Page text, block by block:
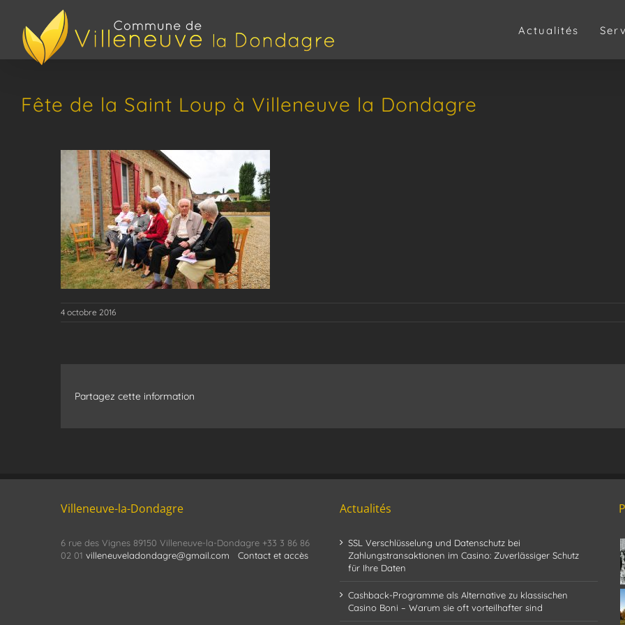
contenu
Actualités
Fête de la Saint Loup à Villeneuve la Dondagre
4 octobre 2016
Partagez cette information
Villeneuve-la-Dondagre
6 rue des Vignes 89150 Villeneuve-la-Dondagre +33 3 86 86
02 01 villeneuveladondagre@gmail.com Contact et accès
Actualités
SSL Verschlüsselung und Datenschutz bei
Zahlungstransaktionen im Casino: Zuverlässiger Schutz
für Ihre Daten
Cashback-Programme als Alternative zu klassischen
Casino Boni – Warum sie oft vorteilhafter sind